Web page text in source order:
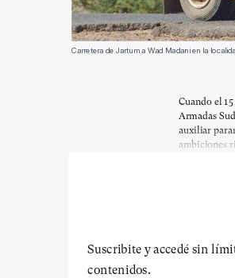
Carretera de Jartum a Wad Madani en la
Cuando el
Armadas
auxiliar
ambiciones
Suscribite y accedé sin
contenidos.